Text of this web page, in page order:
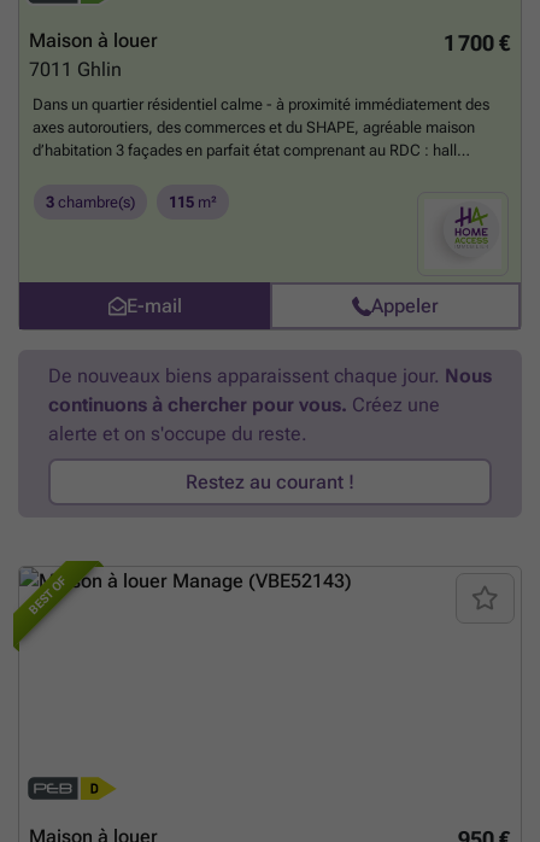
1 700 €
Maison à louer
7011 Ghlin
Dans un quartier résidentiel calme - à proximité immédiatement des
axes autoroutiers, des commerces et du SHAPE, agréable maison
d’habitation 3 façades en parfait état comprenant au RDC : hall
full équipée (îlot central, double évier, hotte, taque vitrocéramique,
congélateur), buanderie/chaufferie ; au 1erétage : hall de nuit, une
chambres (17,5 – 11,5 & 10 m²) dont une avec armoire/garde-robe ;
Combles : grenier de rangement accessible via escalier escamotable ;
à l’extérieur : emplacements de parking à l’avant pour 2 voitures,
chalet. Libre mi-septembre 2026. INFOS & VISITES : ### – ###En
savoir plus ?
3 chambre(s) 115 m²
E-mail Appeler
De nouveaux biens apparaissent chaque jour. Nous
continuons à chercher pour vous. Créez une
alerte et on s'occupe du reste.
Restez au courant !
BEST OF
Maison à louer